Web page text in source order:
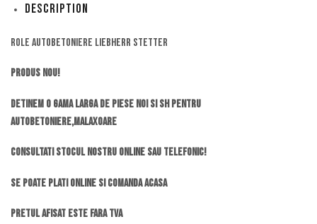
Description
Role autobetoniere Liebherr Stetter
Produs Nou!
Detinem o gama larga de piese noi si SH pentru
autobetoniere,malaxoare
Consultati stocul nostru online sau telefonic!
Se poate plati online si comanda acasa
Pretul afisat este fara TVA